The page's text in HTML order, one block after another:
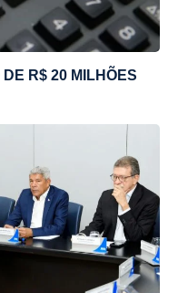
R$ 20 MILHÕES